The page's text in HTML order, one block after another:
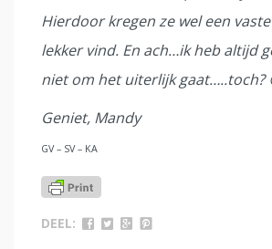
Hierdoor kregen ze wel een
lekker vind. En ach…ik heb altijd
niet om het uiterlijk gaat…..toch?
Geniet, Mandy
GV – SV – KA
DEEL: